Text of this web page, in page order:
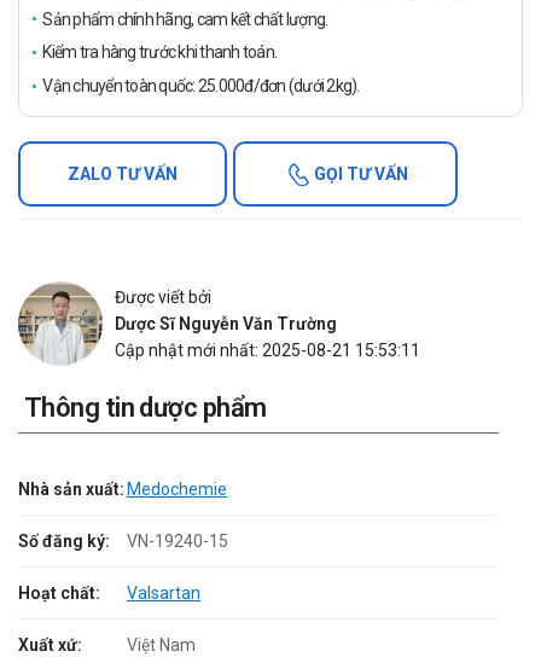
Sản phẩm chính hãng, cam kết chất lượng.
Kiểm tra hàng trước khi thanh toán.
Vận chuyển toàn quốc: 25.000đ/đơn (dưới 2kg).
ZALO TƯ VẤN GỌI TƯ VẤN
Được viết bởi
Dược Sĩ Nguyễn Văn Trường
Cập nhật mới nhất: 2025-08-21 15:53:11
Thông tin dược phẩm
Nhà sản xuất: Medochemie
Số đăng ký: VN-19240-15
Hoạt chất: Valsartan
Xuất xứ: Việt Nam